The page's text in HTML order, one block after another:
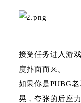
接受任务进入游
度扑面而来。
如果你是PUBG
晃，夸张的后座